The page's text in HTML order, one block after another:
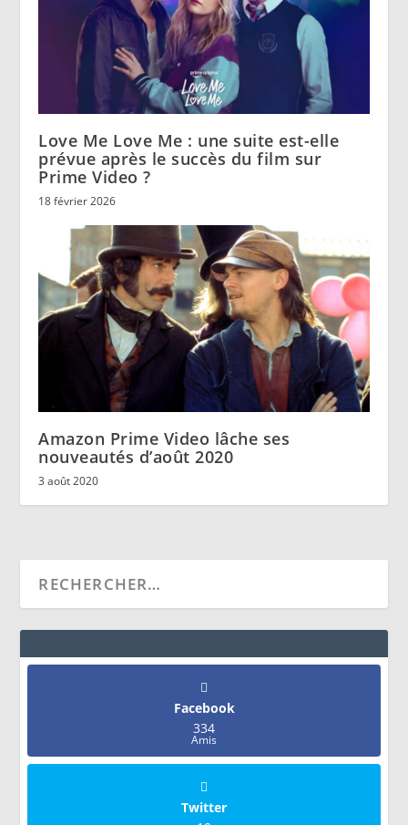
Love Me Love Me : une suite est-elle
prévue après le succès du film sur
Prime Video ?
18 février 2026
Amazon Prime Video lâche ses
nouveautés d’août 2020
3 août 2020
Facebook
334
Amis
Twitter